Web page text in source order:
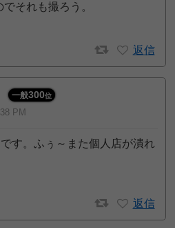
それも撮ろう。
返信
一般300位
PM
す。ふぅ～また個人店が潰れ
返信